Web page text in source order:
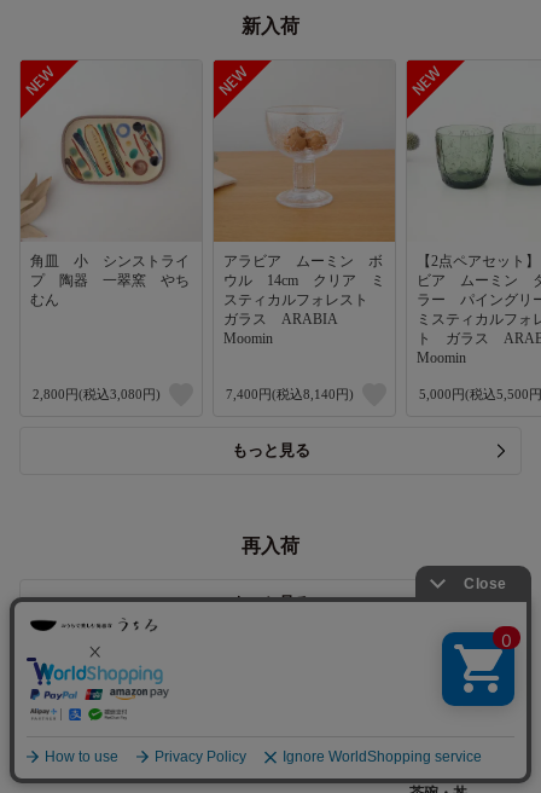
新入荷
角皿 小 シンストライ
プ 陶器 一翠窯 やち
むん
2,800円(税込3,080円)
アラビア ムーミン ボ
ウル 14cm クリア ミ
スティカルフォレスト
ガラス ARABIA
Moomin
7,400円(税込8,140円)
【2点ペアセット
ビア ムーミン
ラー パイング
ミスティカルフォ
ト ガラス
Moomin
5,000円(税込5,500
もっと見る
再入荷
もっと見る